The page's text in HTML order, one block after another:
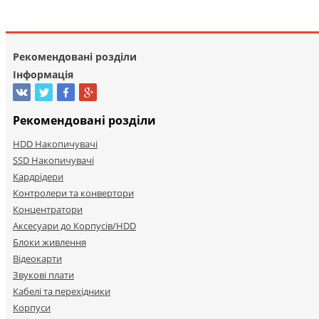
Рекомендовані розділи
Інформація
Рекомендовані розділи
HDD Накопичувачі
SSD Накопичувачі
Кардрідери
Контролери та конвертори
Концентратори
Аксесуари до Корпусів/HDD
Блоки живлення
Відеокарти
Звукові плати
Кабелі та перехідники
Корпуси